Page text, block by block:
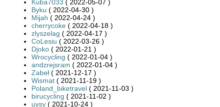
Kuba7033 ( 2022-05-07 )
Byku ( 2022-04-30 )
Mijah ( 2022-04-24 )
cherrycoke ( 2022-04-18 )
zlyszelag ( 2022-04-17 )
CoLesiu ( 2022-03-26 )
Djoko ( 2022-01-21 )
Wrocycling ( 2022-01-04 )
andzrejsram ( 2022-01-04 )
Zabeł ( 2021-12-17 )
Wismat ( 2021-11-19 )
Poland_biketravel ( 2021-11-03 )
birucycling ( 2021-11-02 )
uysy ( 2021-10-24 )